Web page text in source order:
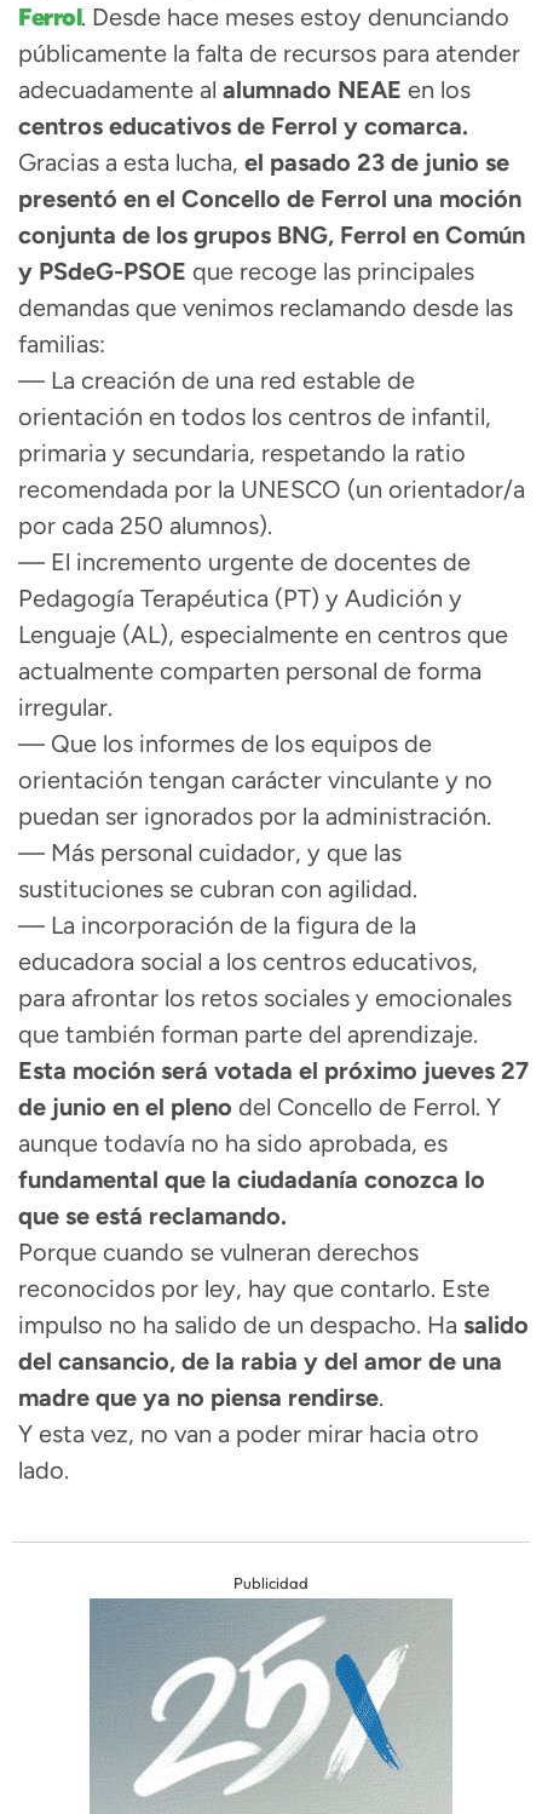
Ferrol. Desde hace meses estoy denunciando
públicamente la falta de recursos para atender
adecuadamente al alumnado NEAE en los
centros educativos de Ferrol y comarca.
Gracias a esta lucha, el pasado 23 de junio se
presentó en el Concello de Ferrol una moción
conjunta de los grupos BNG, Ferrol en Común
y PSdeG-PSOE que recoge las principales
demandas que venimos reclamando desde las
familias:
— La creación de una red estable de
orientación en todos los centros de infantil,
primaria y secundaria, respetando la ratio
recomendada por la UNESCO (un orientador/a
por cada 250 alumnos).
— El incremento urgente de docentes de
Pedagogía Terapéutica (PT) y Audición y
Lenguaje (AL), especialmente en centros que
actualmente comparten personal de forma
irregular.
— Que los informes de los equipos de
orientación tengan carácter vinculante y no
puedan ser ignorados por la administración.
— Más personal cuidador, y que las
sustituciones se cubran con agilidad.
— La incorporación de la figura de la
educadora social a los centros educativos,
para afrontar los retos sociales y emocionales
que también forman parte del aprendizaje.
Esta moción será votada el próximo jueves 27
de junio en el pleno del Concello de Ferrol. Y
aunque todavía no ha sido aprobada, es
fundamental que la ciudadanía conozca lo
que se está reclamando.
Porque cuando se vulneran derechos
reconocidos por ley, hay que contarlo. Este
impulso no ha salido de un despacho. Ha salido
del cansancio, de la rabia y del amor de una
madre que ya no piensa rendirse.
Y esta vez, no van a poder mirar hacia otro
lado.
Publicidad